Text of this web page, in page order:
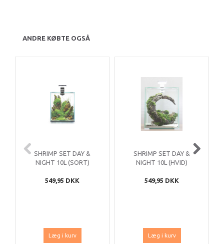
ANDRE KØBTE OGSÅ
SHRIMP SET DAY &
NIGHT 10L (SORT)
549,95 DKK
Læg i kurv
SHRIMP SET DAY &
NIGHT 10L (HVID)
549,95 DKK
Læg i kurv